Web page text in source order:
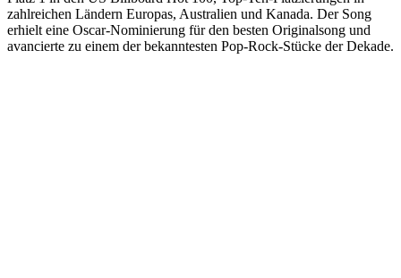
zahlreichen Ländern Europas, Australien und Kanada. Der Song
erhielt eine Oscar-Nominierung für den besten Originalsong und
avancierte zu einem der bekanntesten Pop-Rock-Stücke der Dekade.